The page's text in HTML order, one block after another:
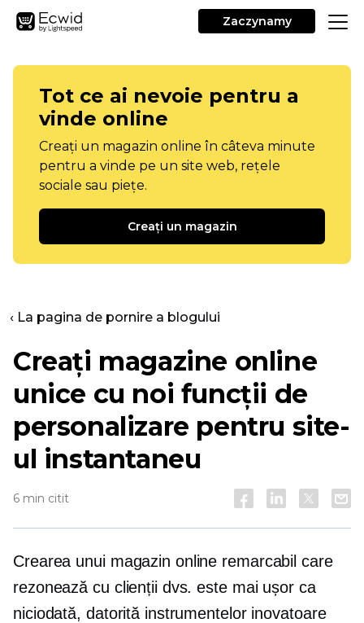
Zaczynamy
Tot ce ai nevoie pentru a
vinde online
Creați un magazin online în câteva minute
pentru a vinde pe un site web, rețele
sociale sau piețe.
Creați un magazin
‹ La pagina de pornire a blogului
Creați magazine online
unice cu noi funcții de
personalizare pentru site-
ul instantaneu
6 min citit
Crearea unui magazin online remarcabil care
rezonează cu clienții dvs. este mai ușor ca
niciodată, datorită instrumentelor inovatoare